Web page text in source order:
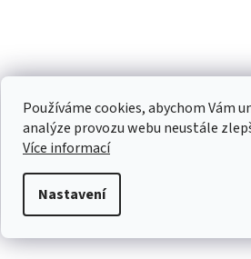
Používáme cookies, abychom Vám
analýze provozu webu neustále
Více informací
Nastavení